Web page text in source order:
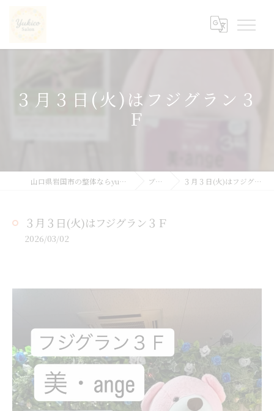
３月３日(火)はフジグラン３
Ｆ
山口県岩国市の整体ならyukicoサロン ブログ ３月３日(火)はフジグラン３Ｆ
３月３日(火)はフジグラン３Ｆ
2026/03/02